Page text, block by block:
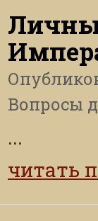
Вопросы
...
читать